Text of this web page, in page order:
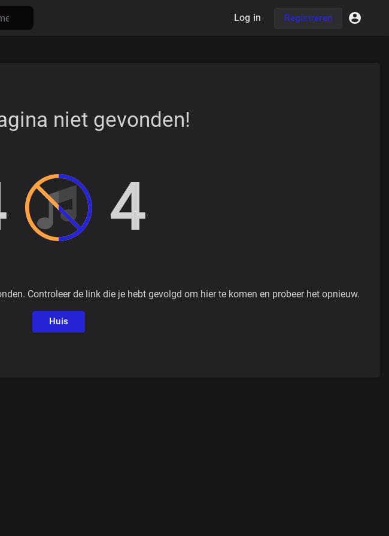
Log in Registreren
niet gevonden!
4
Controleer de link die je hebt gevolgd om hier te komen en probeer het opnieuw.
Huis